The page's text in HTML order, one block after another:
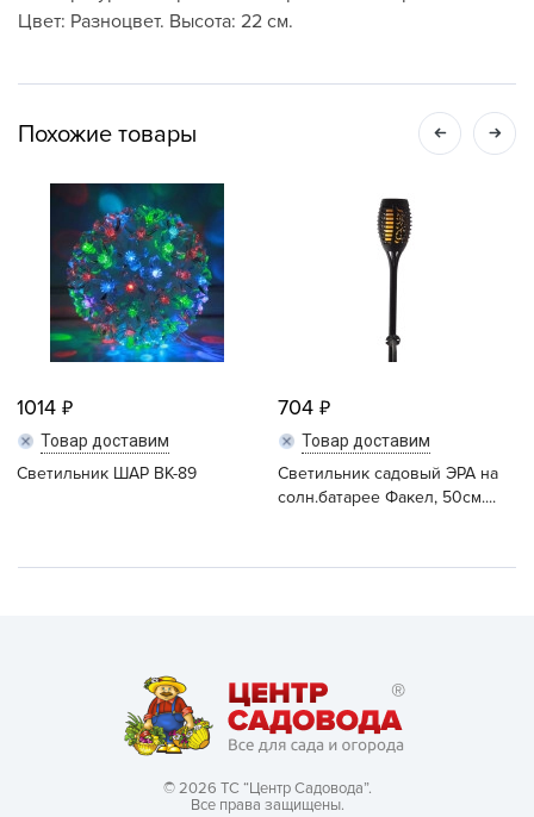
Цвет: Разноцвет. Высота: 22 см.
Похожие товары
1014
Товар доставим
Светильник ШАР ВК-89
704
Товар доставим
Светильник садовый ЭРА на
солн.батарее Факел, 50см....
© 2026 ТС “Центр Садовода”.
Все права защищены.